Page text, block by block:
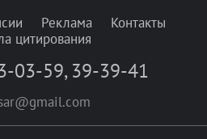
Реклама
Контакты
цитирования
03-59, 39-39-41